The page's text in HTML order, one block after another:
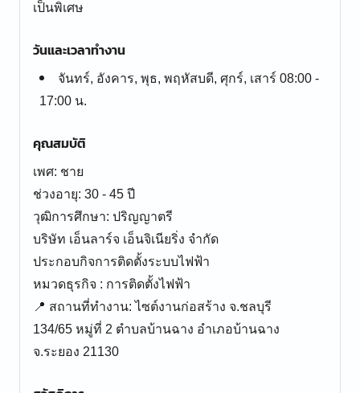
เป็นพิเศษ
วันและเวลาทำงาน
จันทร์, อังคาร, พุธ, พฤหัสบดี, ศุกร์, เสาร์ 08:00 -
17:00 น.
คุณสมบัติ
เพศ: ชาย
ช่วงอายุ: 30 - 45 ปี
วุฒิการศึกษา: ปริญญาตรี
บริษัท เอ็นลาร์จ เอ็นจิเนียริ่ง จำกัด
ประกอบกิจการติดตั้งระบบไฟฟ้า
หมวดธุรกิจ : การติดตั้งไฟฟ้า
📍 สถานที่ทำงาน: ไซต์งานก่อสร้าง จ.ชลบุรี
134/65 หมู่ที่ 2 ตำบลบ้านฉาง อำเภอบ้านฉาง
จ.ระยอง 21130